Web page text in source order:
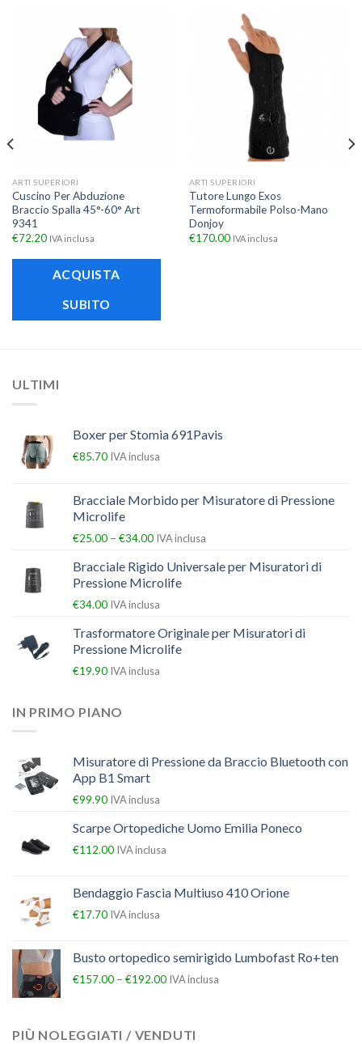
ARTI SUPERIORI
Cuscino Per Abduzione
Braccio Spalla 45°-60° Art
9341
€72.20 IVA inclusa
ACQUISTA
SUBITO
ARTI SUPERIORI
Tutore Lungo Exos
Termoformabile Polso-Mano
Donjoy
€170.00 IVA inclusa
ULTIMI
Boxer per Stomia 691Pavis
€85.70 IVA inclusa
Bracciale Morbido per Misuratore di Pressione
Microlife
€25.00 – €34.00 IVA inclusa
Bracciale Rigido Universale per Misuratori di
Pressione Microlife
€34.00 IVA inclusa
Trasformatore Originale per Misuratori di
Pressione Microlife
€19.90 IVA inclusa
IN PRIMO PIANO
Misuratore di Pressione da Braccio Bluetooth con
App B1 Smart
€99.90 IVA inclusa
Scarpe Ortopediche Uomo Emilia Poneco
€112.00 IVA inclusa
Bendaggio Fascia Multiuso 410 Orione
€17.70 IVA inclusa
Busto ortopedico semirigido Lumbofast Ro+ten
€157.00 – €192.00 IVA inclusa
PIÙ NOLEGGIATI / VENDUTI